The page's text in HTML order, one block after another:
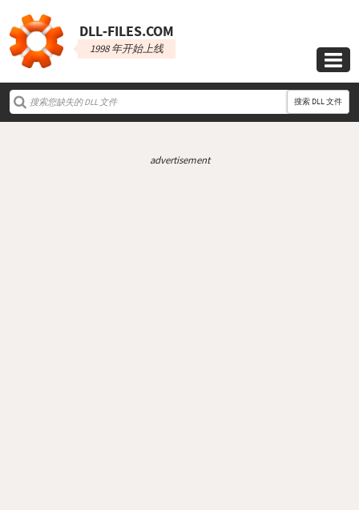
DLL‑FILES.COM
1998 年开始上线

搜索 DLL 文件
advertisement